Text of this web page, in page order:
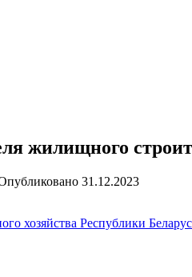
жилищного
31.12.2023
хозяйства Республики